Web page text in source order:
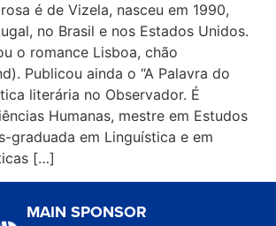
é de Vizela, nasceu em 1990,
no Brasil e nos Estados Unidos.
o romance Lisboa, chão
Publicou ainda o “A Palavra do
literária no Observador. É
Humanas, mestre em Estudos
graduada em Linguística e em
[…]
MAIN SPONSOR